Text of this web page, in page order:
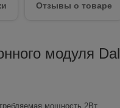
Отзывы о товаре
модуля
мощность 2Вт